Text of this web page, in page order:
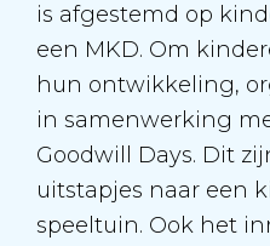
is afgestemd op
een MKD. Om
hun ontwikkeling,
in samenwerking
Goodwill Days. Dit
uitstapjes naar een
speeltuin. Ook het